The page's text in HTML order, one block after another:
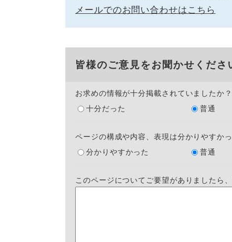
メールでのお問い合わせはこちら
皆様のご意見をお聞かせくださ
お求めの情報が十分掲載されていましたか？
十分だった
普通
ページの構成や内容、表現は分かりやすか
分かりやすかった
普通
このページについてご要望がありましたら